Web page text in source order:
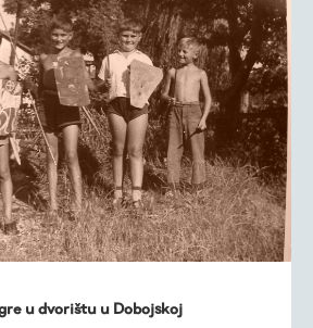
u dvorištu u Dobojskoj